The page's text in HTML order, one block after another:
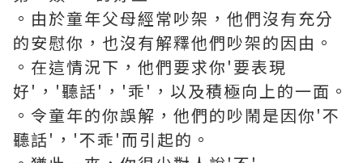
。由於童年父母經常吵架，他們沒有充分
的安慰你，也沒有解釋他們吵架的因由。
。在這情況下，他們要求你'要表現
好'，'聽話'，'乖'，以及積極向上的一面。
。令童年的你誤解，他們的吵鬧是因你'不
聽話'，'不乖'而引起的。